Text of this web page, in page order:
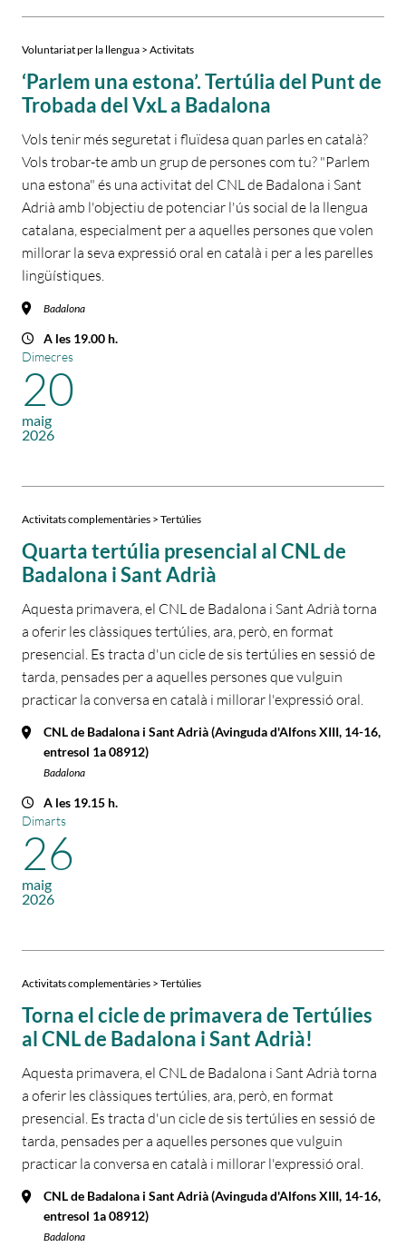
Voluntariat per la llengua > Activitats
‘Parlem una estona’. Tertúlia del Punt de
Trobada del VxL a Badalona
Vols tenir més seguretat i fluïdesa quan parles en català?
Vols trobar-te amb un grup de persones com tu? "Parlem
una estona" és una activitat del CNL de Badalona i Sant
Adrià amb l'objectiu de potenciar l'ús social de la llengua
catalana, especialment per a aquelles persones que volen
millorar la seva expressió oral en català i per a les parelles
lingüístiques.
Badalona
A les 19.00 h.
Dimecres
20
maig
2026
Activitats complementàries > Tertúlies
Quarta tertúlia presencial al CNL de
Badalona i Sant Adrià
Aquesta primavera, el CNL de Badalona i Sant Adrià torna
a oferir les clàssiques tertúlies, ara, però, en format
presencial. Es tracta d'un cicle de sis tertúlies en sessió de
tarda, pensades per a aquelles persones que vulguin
practicar la conversa en català i millorar l'expressió oral.
CNL de Badalona i Sant Adrià (Avinguda d'Alfons XIII, 14-16,
entresol 1a 08912)
Badalona
A les 19.15 h.
Dimarts
26
maig
2026
Activitats complementàries > Tertúlies
Torna el cicle de primavera de Tertúlies
al CNL de Badalona i Sant Adrià!
Aquesta primavera, el CNL de Badalona i Sant Adrià torna
a oferir les clàssiques tertúlies, ara, però, en format
presencial. Es tracta d'un cicle de sis tertúlies en sessió de
tarda, pensades per a aquelles persones que vulguin
practicar la conversa en català i millorar l'expressió oral.
CNL de Badalona i Sant Adrià (Avinguda d'Alfons XIII, 14-16,
entresol 1a 08912)
Badalona